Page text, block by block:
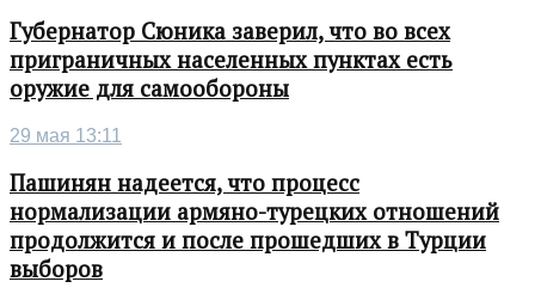
Губернатор Сюника заверил, что во всех
приграничных населенных пунктах есть
оружие для самообороны
29 мая 13:11
Пашинян надеется, что процесс
нормализации армяно-турецких отношений
продолжится и после прошедших в Турции
выборов